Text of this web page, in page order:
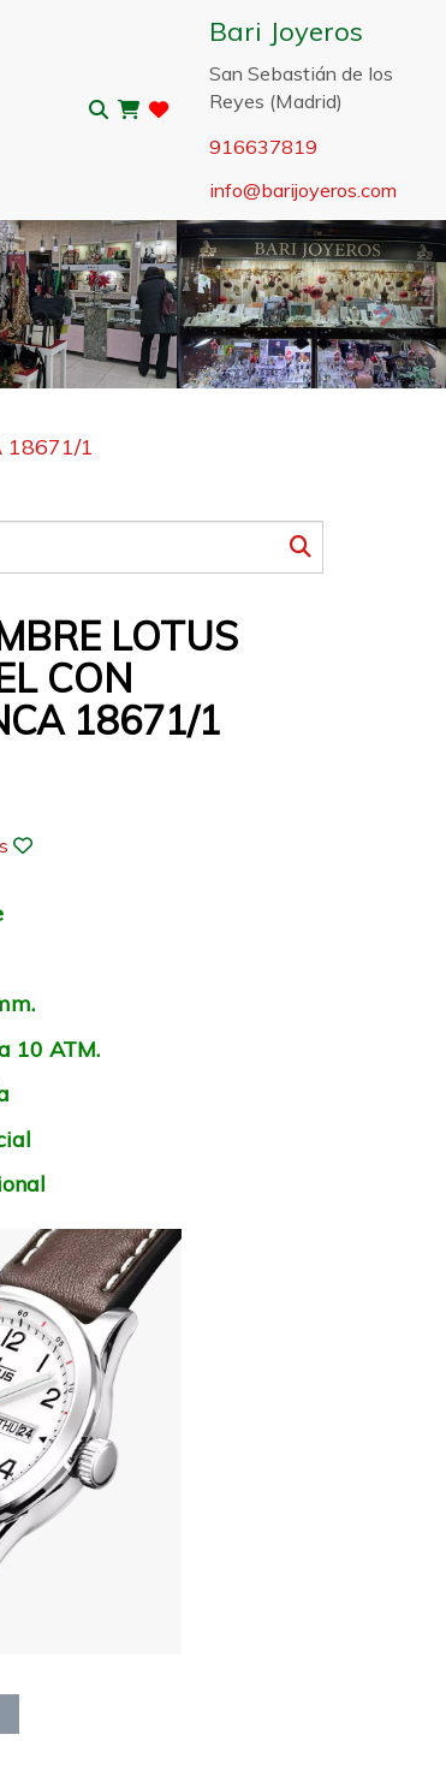
Bari Joyeros
San Sebastián de los
Reyes (Madrid)
916637819
info
barijoyeros.com
18671/1
LOTUS
CON
18671/1
10 ATM.